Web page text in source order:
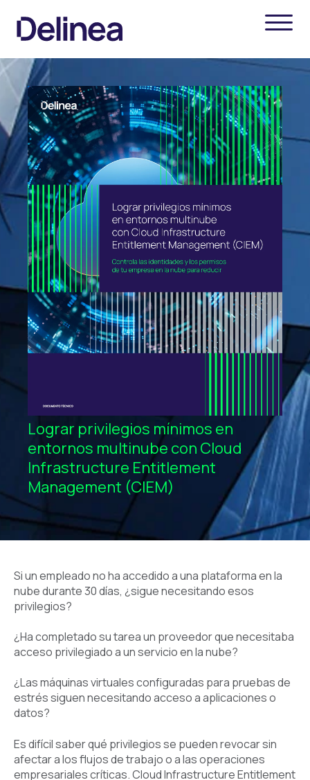
Lograr privilegios mínimos en
entornos multinube con Cloud
Infrastructure Entitlement
Management (CIEM)
Si un empleado no ha accedido a una plataforma en la
nube durante 30 días, ¿sigue necesitando esos
privilegios?
¿Ha completado su tarea un proveedor que necesitaba
acceso privilegiado a un servicio en la nube?
¿Las máquinas virtuales configuradas para pruebas de
estrés siguen necesitando acceso a aplicaciones o
datos?
Es difícil saber qué privilegios se pueden revocar sin
afectar a los flujos de trabajo o a las operaciones
empresariales críticas. Cloud Infrastructure Entitlement